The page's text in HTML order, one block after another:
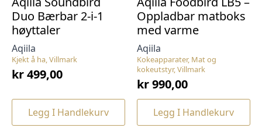
Kjekt å ha, Villmark
Aqiila
Duo Bærbar 2-i-1
høyttaler
kr499,00
Legg I Handlekurv
Kokeapparater, Mat og
kokeutstyr, Villmark
Aqiila
Oppladbar matboks
med varme
kr990,00
Legg I Handlekurv